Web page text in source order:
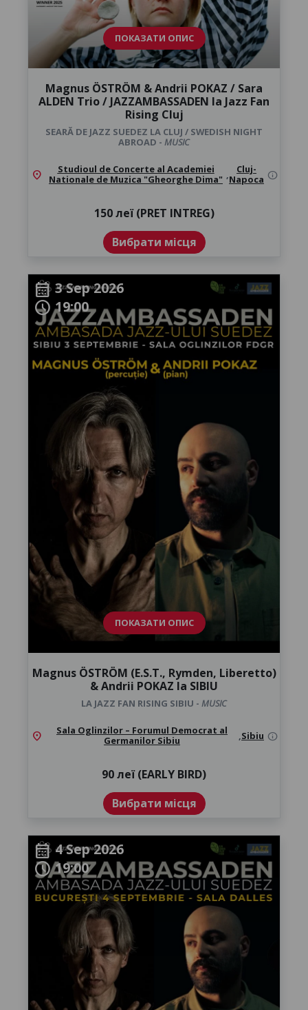
ПОКАЗАТИ ОПИС
Magnus ÖSTRÖM & Andrii POKAZ / Sara
ALDEN Trio / JAZZAMBASSADEN la Jazz Fan
Rising Cluj
SEARĂ DE JAZZ SUEDEZ LA CLUJ / SWEDISH NIGHT
ABROAD - MUSIC
location_on
Studioul de Concerte al Academiei
Nationale de Muzica "Gheorghe Dima" ,
Cluj-
Napoca info
150 леї (PRET INTREG)
Вибрати місця
calendar_month3 Sep 2026
schedule19:00
ПОКАЗАТИ ОПИС
Magnus ÖSTRÖM (E.S.T., Rymden, Liberetto)
& Andrii POKAZ la SIBIU
LA JAZZ FAN RISING SIBIU - MUSIC
location_on
Sala Oglinzilor – Forumul Democrat al
Germanilor Sibiu
,Sibiu info
90 леї (EARLY BIRD)
Вибрати місця
calendar_month4 Sep 2026
schedule19:00